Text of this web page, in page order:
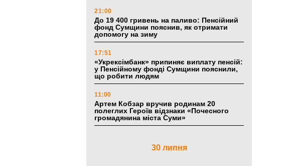
21:00
До 19 400 гривень на паливо: Пенсійний
фонд Сумщини пояснив, як отримати
допомогу на зиму
17:51
«Укрексімбанк» припиняє виплату пенсій:
у Пенсійному фонді Сумщини пояснили,
що робити людям
11:00
Артем Кобзар вручив родинам 20
полеглих Героїв відзнаки «Почесного
громадянина міста Суми»
30 липня